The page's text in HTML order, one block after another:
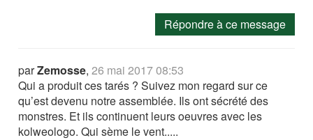
Répondre à ce message
parZemosse,26 mai 2017 08:53
Qui a produit ces tarés ? Suivez mon regard sur ce
qu’est devenu notre assemblée. Ils ont sécrété des
monstres. Et ils continuent leurs oeuvres avec les
kolweologo. Qui sème le vent.....